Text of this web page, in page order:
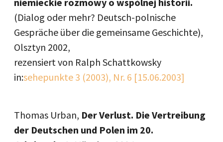
(Dialog oder mehr? Deutsch-polnische
Gespräche über die gemeinsame Geschichte),
Olsztyn 2002,
rezensiert von Ralph Schattkowsky
in:sehepunkte 3 (2003), Nr. 6 [15.06.2003]
Thomas Urban, Der Verlust. Die Vertreibung
der Deutschen und Polen im 20.